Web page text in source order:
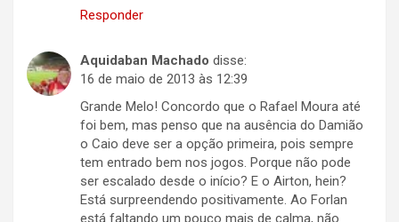
Responder
Aquidaban Machado disse:
16 de maio de 2013 às 12:39
Grande Melo! Concordo que o Rafael Moura até
foi bem, mas penso que na ausência do Damião
o Caio deve ser a opção primeira, pois sempre
tem entrado bem nos jogos. Porque não pode
ser escalado desde o início? E o Airton, hein?
Está surpreendendo positivamente. Ao Forlan
está faltando um pouco mais de calma, não